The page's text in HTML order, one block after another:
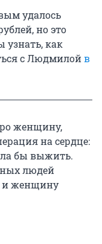
удалось
но это
как
с Людмилойв
женщину,
на сердце:
бы выжить.
людей
и женщину